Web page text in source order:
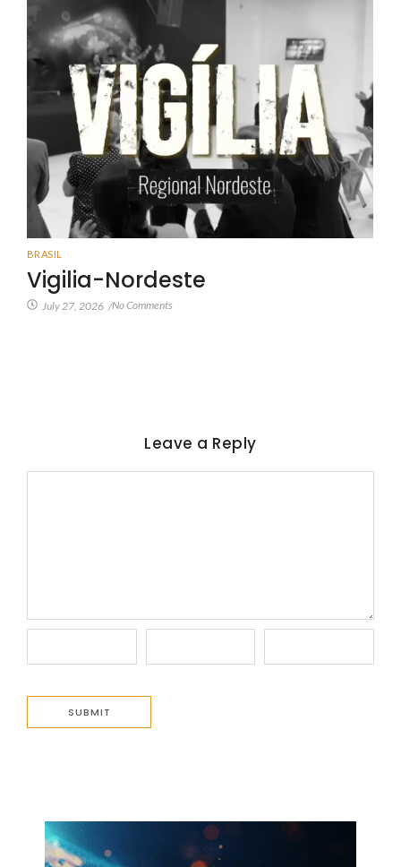
BRASIL
Vigilia-Nordeste
July 27, 2026 /No Comments
Leave a Reply